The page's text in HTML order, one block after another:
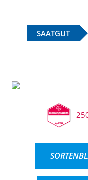
SAATGUT